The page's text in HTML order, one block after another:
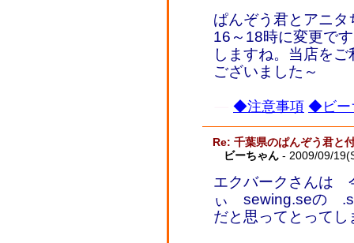
ぱんぞう君とアニ
16～18時に変更で
しますね。当店を
ございました～
◆注意事項 ◆ビー
Re: 千葉県のぱんぞう君と
ビーちゃん - 2009/09/
エクバークさんは
ぃ sewing.seの
だと思ってとって